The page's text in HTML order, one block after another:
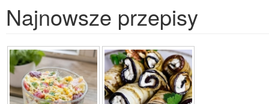
Najnowsze przepisy